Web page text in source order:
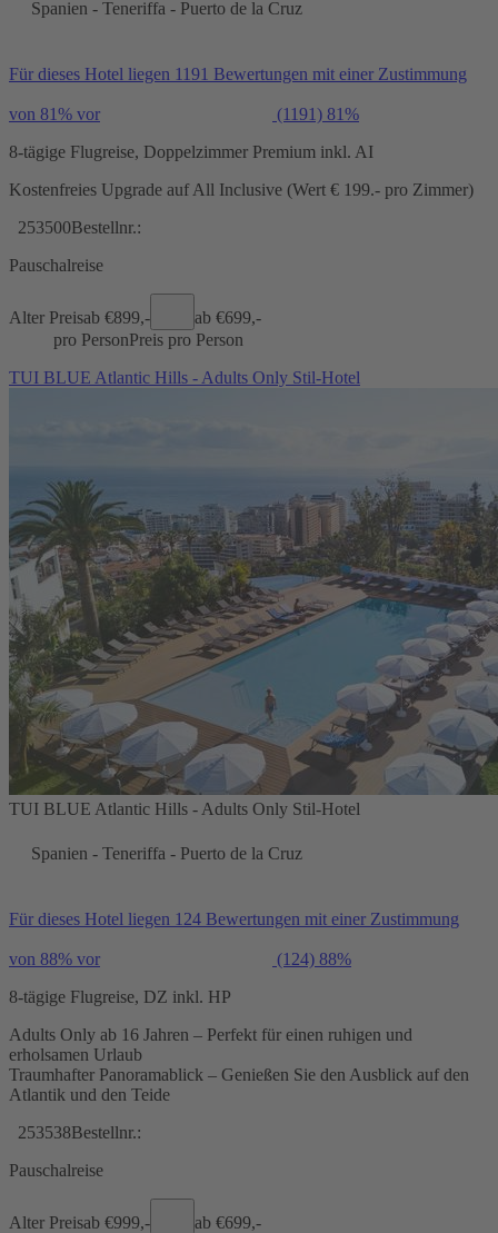
Spanien - Teneriffa - Puerto de la Cruz
Für dieses Hotel liegen 1191 Bewertungen mit einer Zustimmung
von 81% vor (1191) 81%
8-tägige Flugreise, Doppelzimmer Premium inkl. AI
Kostenfreies Upgrade auf All Inclusive (Wert € 199.- pro Zimmer)
253500Bestellnr.:
Pauschalreise
Alter Preisab €899,- ab €699,-
pro PersonPreis pro Person
TUI BLUE Atlantic Hills - Adults Only Stil-Hotel
TUI BLUE Atlantic Hills - Adults Only Stil-Hotel
Spanien - Teneriffa - Puerto de la Cruz
Für dieses Hotel liegen 124 Bewertungen mit einer Zustimmung
von 88% vor (124) 88%
8-tägige Flugreise, DZ inkl. HP
Adults Only ab 16 Jahren – Perfekt für einen ruhigen und
erholsamen Urlaub
Traumhafter Panoramablick – Genießen Sie den Ausblick auf den
Atlantik und den Teide
253538Bestellnr.:
Pauschalreise
Alter Preisab €999,- ab €699,-